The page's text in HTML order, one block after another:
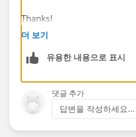
Thanks!
더 보기
유용한 내용으로 표시
댓글 추가
답변을 작성하세요...